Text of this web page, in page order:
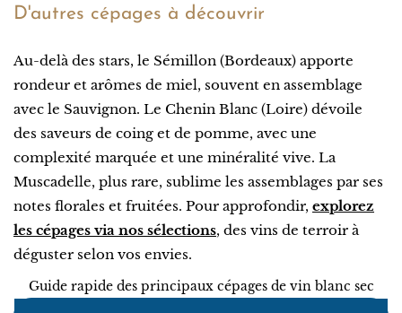
D'autres cépages à découvrir
Au-delà des stars, le Sémillon (Bordeaux) apporte
rondeur et arômes de miel, souvent en assemblage
avec le Sauvignon. Le Chenin Blanc (Loire) dévoile
des saveurs de coing et de pomme, avec une
complexité marquée et une minéralité vive. La
Muscadelle, plus rare, sublime les assemblages par ses
notes florales et fruitées. Pour approfondir, explorez
les cépages via nos sélections, des vins de terroir à
déguster selon vos envies.
Guide rapide des principaux cépages de vin blanc sec